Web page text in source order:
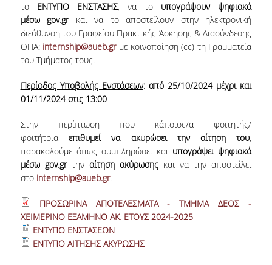
ΑΠΟΤΕΛΕΣΜΑΤΑ ΣΤΑΔΙΟΔΡΟΜΙΑΣ
ΠΡΟΠΤΥΧΙΑΚΕΣ ΣΠΟΥΔΕΣ
ΟΔΗΓΟΣ ΣΠΟΥΔΩΝ
ΠΡΟΓΡΑΜΜΑ ΣΠΟΥΔΩΝ
ΜΑΘΗΜΑΤΑ ΠΡΟΓΡΑΜΜΑΤΟΣ
ΣΠΟΥΔΩΝ
ΚΑΤΕΥΘΥΝΣΕΙΣ ΣΠΟΥΔΩΝ & ΔΗΛΩΣΕΙΣ
ΜΑΘΗΜΑΤΑ ΕΠΙΛΟΓΗΣ ΑΠΟ ΑΛΛΑ
ΤΜΗΜΑΤΑ
τo ΕΝΤΥΠΟ ΕΝΣΤΑΣΗΣ, να τo υπογράψουν ψηφιακά
μέσωgov.grκαι να τo αποστείλουν στην ηλεκτρονική
διεύθυνση του Γραφείου Πρακτικής Άσκησης & Διασύνδεσης
ΟΠΑ: internship@aueb.grμε κοινοποίηση (cc) τη Γραμματεία
του Τμήματος τους.
Περίοδος Υποβολής Ενστάσεων: από 25/10/2024 μέχρι και
01/11/2024 στις 13:00
Στην περίπτωση που κάποιος/α φοιτητής/
φοιτήτρια επιθυμεί να ακυρώσει την αίτηση του,
παρακαλούμε όπως συμπληρώσει και υπογράψει ψηφιακά
μέσω gov.grτην αίτηση ακύρωσης και να την αποστείλει
στο internship@aueb.gr.
ΠΡΟΣΩΡΙΝΑ ΑΠΟΤΕΛΕΣΜΑΤΑ - ΤΜΗΜΑ ΔΕΟΣ -
ΧΕΙΜΕΡΙΝΟ ΕΞΑΜΗΝΟ ΑΚ. ΕΤΟΥΣ 2024-2025
ΕΝΤΥΠΟ ΕΝΣΤΑΣΕΩΝ
ΕΝΤΥΠΟ ΑΙΤΗΣΗΣ ΑΚΥΡΩΣΗΣ